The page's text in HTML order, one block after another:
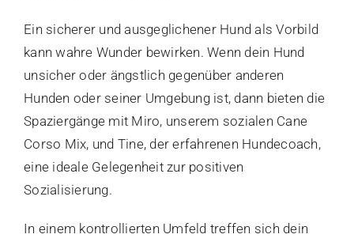
Ein sicherer und ausgeglichener Hund als Vorbild
kann wahre Wunder bewirken. Wenn dein Hund
unsicher oder ängstlich gegenüber anderen
Hunden oder seiner Umgebung ist, dann bieten die
Spaziergänge mit Miro, unserem sozialen Cane
Corso Mix, und Tine, der erfahrenen Hundecoach,
eine ideale Gelegenheit zur positiven
Sozialisierung.
In einem kontrollierten Umfeld treffen sich dein